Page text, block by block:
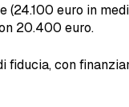
euro in
20.400 euro.
fiducia, con